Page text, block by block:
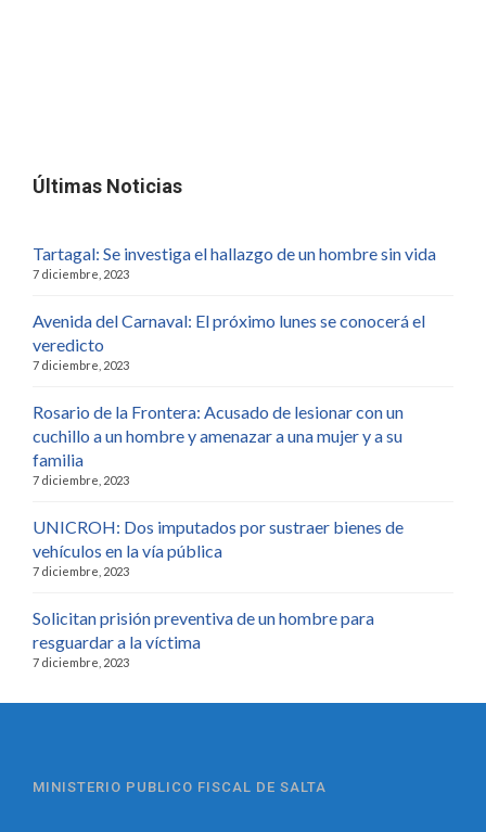
Últimas Noticias
Tartagal: Se investiga el hallazgo de un hombre sin vida
7 diciembre, 2023
Avenida del Carnaval: El próximo lunes se conocerá el
veredicto
7 diciembre, 2023
Rosario de la Frontera: Acusado de lesionar con un
cuchillo a un hombre y amenazar a una mujer y a su
familia
7 diciembre, 2023
UNICROH: Dos imputados por sustraer bienes de
vehículos en la vía pública
7 diciembre, 2023
Solicitan prisión preventiva de un hombre para
resguardar a la víctima
7 diciembre, 2023
MINISTERIO PUBLICO FISCAL DE SALTA